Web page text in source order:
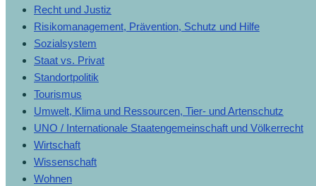
Recht und Justiz
Risikomanagement, Prävention, Schutz und Hilfe
Sozialsystem
Staat vs. Privat
Standortpolitik
Tourismus
Umwelt, Klima und Ressourcen, Tier- und Artenschutz
UNO / Internationale Staatengemeinschaft und Völkerrecht
Wirtschaft
Wissenschaft
Wohnen